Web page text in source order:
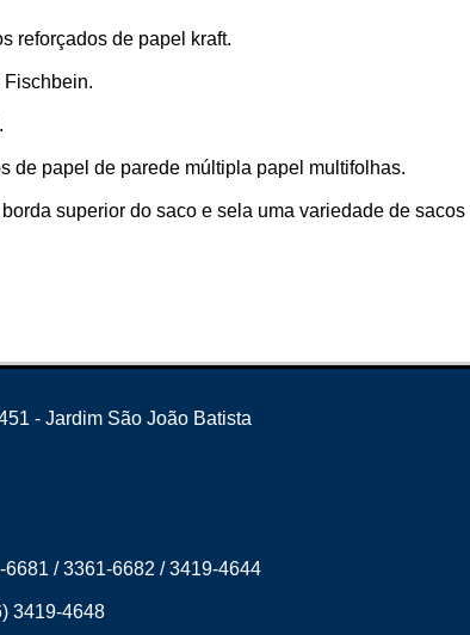
reforçados de papel kraft.
Fischbein.
de papel de parede múltipla papel multifolhas.
superior do saco e sela uma variedade de sacos
- Jardim São João Batista
6681 /3361-6682 /3419-4644
3419-4648